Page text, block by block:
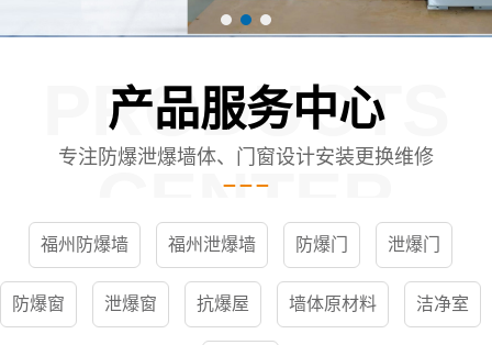
产品服务中心
PRODUCTS
CENTER
专注防爆泄爆墙体、门窗设计安装更换维修
福州防爆墙 福州泄爆墙 防爆门 泄爆门
防爆窗 泄爆窗 抗爆屋 墙体原材料 洁净室